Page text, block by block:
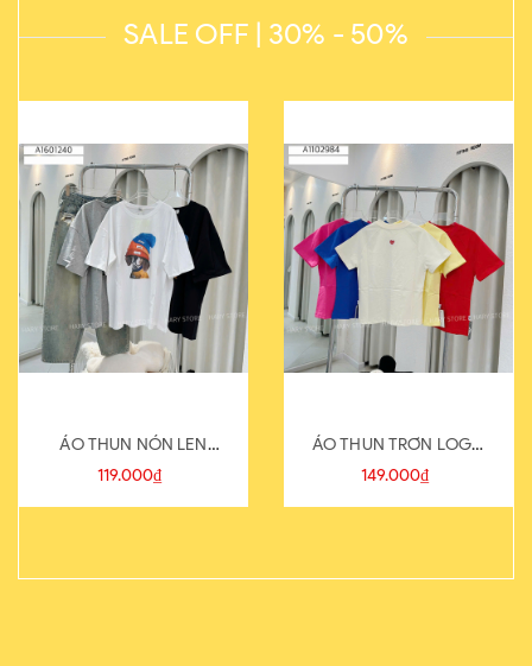
SALE OFF | 30% - 50%
ÁO THUN NÓN LEN
821-1
119.000₫
ÁO THUN TRƠN LOGO
SAU
149.000₫